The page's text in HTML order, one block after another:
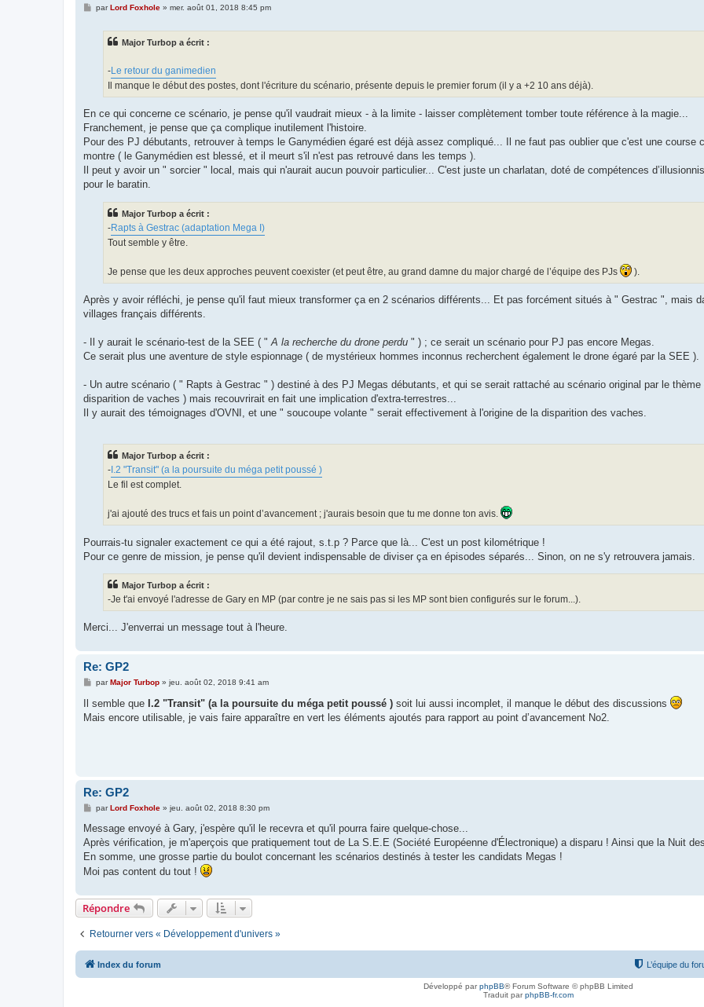
MparLord Foxhole» mer. août 01, 2018 8:45 pm
Major Turbop a écrit :
-Le retour du ganimedien
Il manque le début des postes, dont l'écriture du scénario, présente depuis le premier forum (il y a +2 10 ans déjà).
En ce qui concerne ce scénario, je pense qu'il vaudrait mieux - à la limite - laisser complètement tomber toute référence à la magie...
Franchement, je pense que ça complique inutilement l'histoire.
Pour des PJ débutants, retrouver à temps le Ganymédien égaré est déjà assez compliqué... Il ne faut pas oublier que c'est une course
montre ( le Ganymédien est blessé, et il meurt s'il n'est pas retrouvé dans les temps ).
Il peut y avoir un " sorcier " local, mais qui n'aurait aucun pouvoir particulier... C'est juste un charlatan, doté de compétences
pour le baratin.
Major Turbop a écrit :
-Rapts à Gestrac (adaptation Mega I)
Tout semble y être.
Je pense que les deux approches peuvent coexister (et peut être, au grand damne du major chargé de l’équipe des PJs ).
Après y avoir réfléchi, je pense qu'il faut mieux transformer ça en 2 scénarios différents... Et pas forcément situés à " Gestrac ", mais
villages français différents.
- Il y aurait le scénario-test de la SEE ( " A la recherche du drone perdu " ) ; ce serait un scénario pour PJ pas encore Megas.
Ce serait plus une aventure de style espionnage ( de mystérieux hommes inconnus recherchent également le drone égaré par la SEE ).
- Un autre scénario ( " Rapts à Gestrac " ) destiné à des PJ Megas débutants, et qui se serait rattaché au scénario original par le thème
disparition de vaches ) mais recouvrirait en fait une implication d'extra-terrestres...
Il y aurait des témoignages d'OVNI, et une " soucoupe volante " serait effectivement à l'origine de la disparition des vaches.
Major Turbop a écrit :
- I.2 "Transit" (a la poursuite du méga petit poussé )
Le fil est complet.
j'ai ajouté des trucs et fais un point d’avancement ; j'aurais besoin que tu me donne ton avis.
Pourrais-tu signaler exactement ce qui a été rajout, s.t.p ? Parce que là... C'est un post kilométrique !
Pour ce genre de mission, je pense qu'il devient indispensable de diviser ça en épisodes séparés... Sinon, on ne s'y retrouvera jamais.
Major Turbop a écrit :
-Je t'ai envoyé l'adresse de Gary en MP (par contre je ne sais pas si les MP sont bien configurés sur le forum...).
Merci... J'enverrai un message tout à l'heure.
Re: GP2
M
s
s
a
parMajor Turbop» jeu. août 02, 2018 9:41 am
Il semble que I.2 "Transit" (a la poursuite du méga petit poussé ) soit lui aussi incomplet, il manque le début des discussions
Mais encore utilisable, je vais faire apparaître en vert les éléments ajoutés para rapport au point d’avancement No2.
Re: GP2
M
s
a
g
parLord Foxhole» jeu. août 02, 2018 8:30 pm
Message envoyé à Gary, j'espère qu'il le recevra et qu'il pourra faire quelque-chose...
Après vérification, je m'aperçois que pratiquement tout de La S.E.E (Société Européenne d'Électronique) a disparu ! Ainsi que la Nuit
En somme, une grosse partie du boulot concernant les scénarios destinés à tester les candidats Megas !
Moi pas content du tout !
Répondre
Retourner vers « Développement d'univers »
Index du forum L’équipe du
Développé parphpBB® Forum Software © phpBB Limited
Traduit parphpBB-fr.com